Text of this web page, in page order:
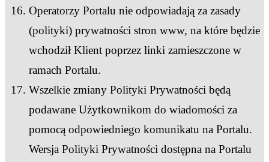
Operatorzy Portalu nie odpowiadają za zasady
(polityki) prywatności stron www, na które będzie
wchodził Klient poprzez linki zamieszczone w
ramach Portalu.
Wszelkie zmiany Polityki Prywatności będą
podawane Użytkownikom do wiadomości za
pomocą odpowiedniego komunikatu na Portalu.
Wersja Polityki Prywatności dostępna na Portalu